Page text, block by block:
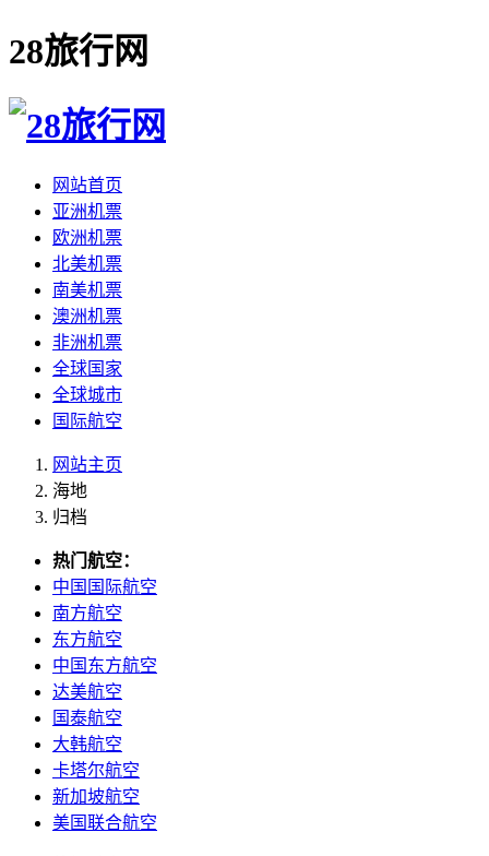
28旅行网
网站首页
亚洲机票
欧洲机票
北美机票
南美机票
澳洲机票
非洲机票
全球国家
全球城市
国际航空
网站主页
海地
归档
热门航空：
中国国际航空
南方航空
东方航空
中国东方航空
达美航空
国泰航空
大韩航空
卡塔尔航空
新加坡航空
美国联合航空